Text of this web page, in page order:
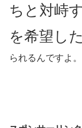
ちと対峙
を希望し
られるんですよ。